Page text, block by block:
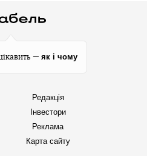
— як і чому
Редакція
Інвестори
Реклама
Карта сайту